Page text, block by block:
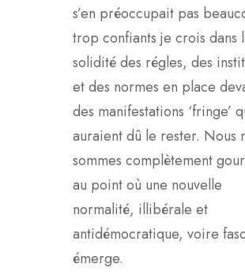
s’en préoccupait pas
trop confiants je crois dans
solidité des régles, des
et des normes en place
des manifestations ‘fringe’
auraient dû le rester. Nous
sommes complètement
au point où une nouvelle
normalité, illibérale et
antidémocratique, voire
émerge.